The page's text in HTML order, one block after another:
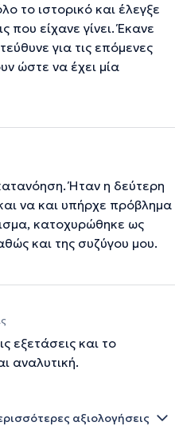
το ιστορικό και έλεγξε
είχανε γίνει. Έκανε
για τις επόμενες
ώστε να έχει μία
Ήταν η δεύτερη
να και υπήρχε πρόβλημα
κατοχυρώθηκε ως
και της συζύγου μου.
εξετάσεις και το
αναλυτική.
αξιολογήσεις